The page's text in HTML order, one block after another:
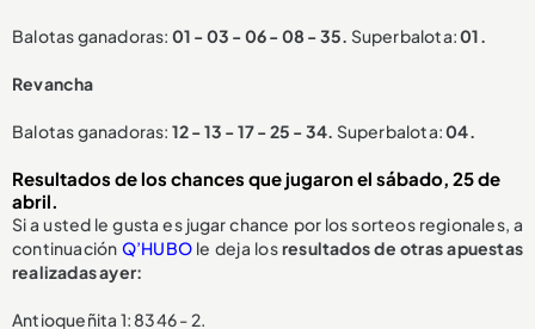
Balotas ganadoras: 01 - 03 - 06 - 08 - 35. Superbalota:01.
Revancha
Balotas ganadoras: 12 - 13 - 17 - 25 - 34. Superbalota:04.
Resultados de los chances que jugaron el sábado, 25 de
abril.
Si a usted le gusta es jugar chance por los sorteos regionales, a
continuación Q’HUBOle deja losresultados de otras apuestas
realizadas ayer:
Antioqueñita 1: 8346 - 2.